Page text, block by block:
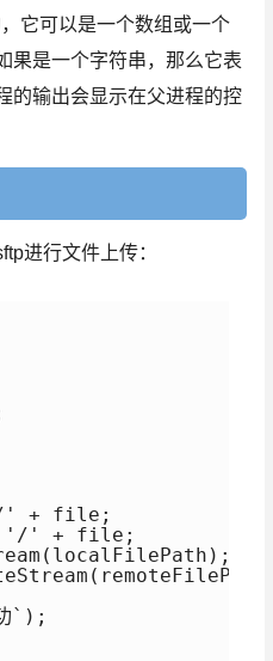
它可以是一个数组或一个
果是一个字符串，那么它表
的输出会显示在父进程的控
进行文件上传：
+ file;
' + file;
`);